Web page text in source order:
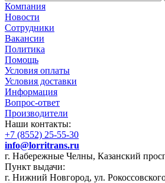
Компания
Новости
Сотрудники
Вакансии
Политика
Помощь
Условия оплаты
Условия доставки
Информация
Вопрос-ответ
Производители
Наши контакты:
+7 (8552) 25-55-30
info@lorritrans.ru
г. Набережные Челны, Казанский
Пункт выдачи:
г. Нижний Новгород, ул.